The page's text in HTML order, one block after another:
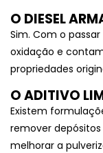
O DIESEL
Sim. Com o
oxidação e
propriedades
O ADITIVO
Existem
remover
melhorar a